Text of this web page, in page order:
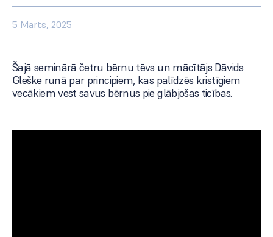
5 Marts, 2025
Šajā seminārā četru bērnu tēvs un mācītājs Dāvids
Gleške runā par principiem, kas palīdzēs kristīgiem
vecākiem vest savus bērnus pie glābjošas ticības.